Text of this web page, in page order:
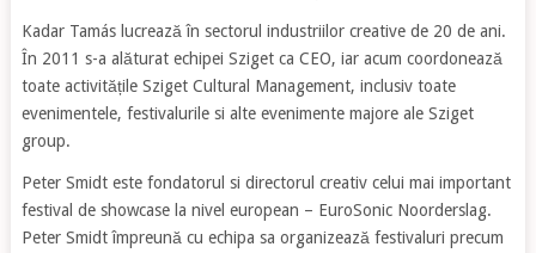
Kadar Tamás lucrează în sectorul industriilor creative de 20 de ani.
În 2011 s-a alăturat echipei Sziget ca CEO, iar acum coordonează
toate activitățile Sziget Cultural Management, inclusiv toate
evenimentele, festivalurile si alte evenimente majore ale Sziget
group.
Peter Smidt este fondatorul si directorul creativ celui mai important
festival de showcase la nivel european – EuroSonic Noorderslag.
Peter Smidt împreună cu echipa sa organizează festivaluri precum